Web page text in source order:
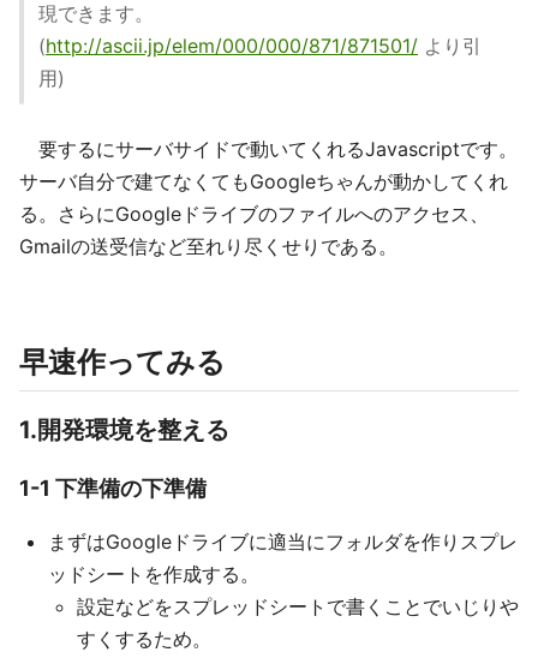
現できます。
(http://ascii.jp/elem/000/000/871/871501/ より引
用)
要するにサーバサイドで動いてくれるJavascriptです。
サーバ自分で建てなくてもGoogleちゃんが動かしてくれ
る。さらにGoogleドライブのファイルへのアクセス、
Gmailの送受信など至れり尽くせりである。
早速作ってみる
1.開発環境を整える
1-1 下準備の下準備
まずはGoogleドライブに適当にフォルダを作りスプレ
ッドシートを作成する。
設定などをスプレッドシートで書くことでいじりや
すくするため。